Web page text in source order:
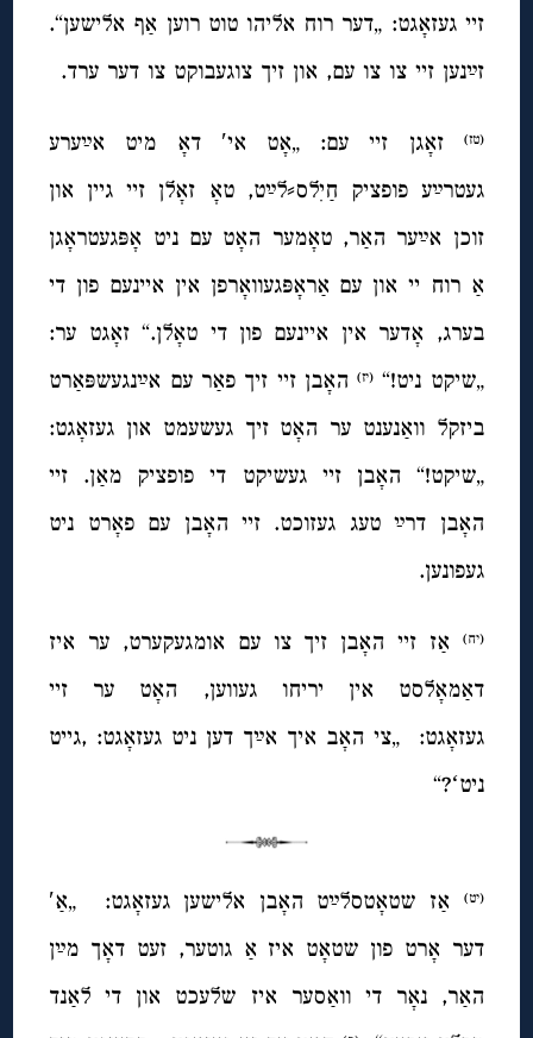
זיי געזאָגט: „דער רוח אליהו טוט רוען אַף אלישען“.
זײַנען זיי צו צו עם, און זיך צוגעבוקט צו דער ערד.
(טז)
זאָגן זיי עם: „אָט אי′ דאָ מיט אײַערע
געטרײַע פופציק חַיִלס⸗לײַט, טאָ זאָלן זיי גיין און
זוכן אײַער האַר, טאָמער האָט עם ניט אָפּגעטראָגן
אַ רוח יי און עם אַראָפּגעוואָרפן אין איינעם פון די
בערג, אָדער אין איינעם פון די טאָלן.“ זאָגט ער:
„שיקט ניט!“ (יז)האָבן זיי זיך פאַר עם אײַנגעשפּאַרט
ביזקל וואַנענט ער האָט זיך געשעמט און געזאָגט:
„שיקט!“ האָבן זיי געשיקט די פופציק מאַן. זיי
האָבן דרײַ טעג געזוכט. זיי האָבן עם פאָרט ניט
געפונען.
(יח)
אַז זיי האָבן זיך צו עם אומגעקערט, ער איז
דאַמאָלסט אין יריחו געווען, האָט ער זיי
געזאָגט: „צי האָב איך אײַך דען ניט געזאָגט: ,גייט
ניטʻ?“
(יט)
אַז שטאָטסלײַט האָבן אלישען געזאָגט: „אַ′
דער אָרט פון שטאָט איז אַגוטער, זעט דאָך מײַן
האַר, נאָר די וואַסער איז שלעכט און די לאַנד